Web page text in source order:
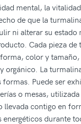
mental, la
de que la
ni alterar su estado
Cada pieza de
color y
orgánico. La
Puede ser
o mesas,
llevada contigo en
durante